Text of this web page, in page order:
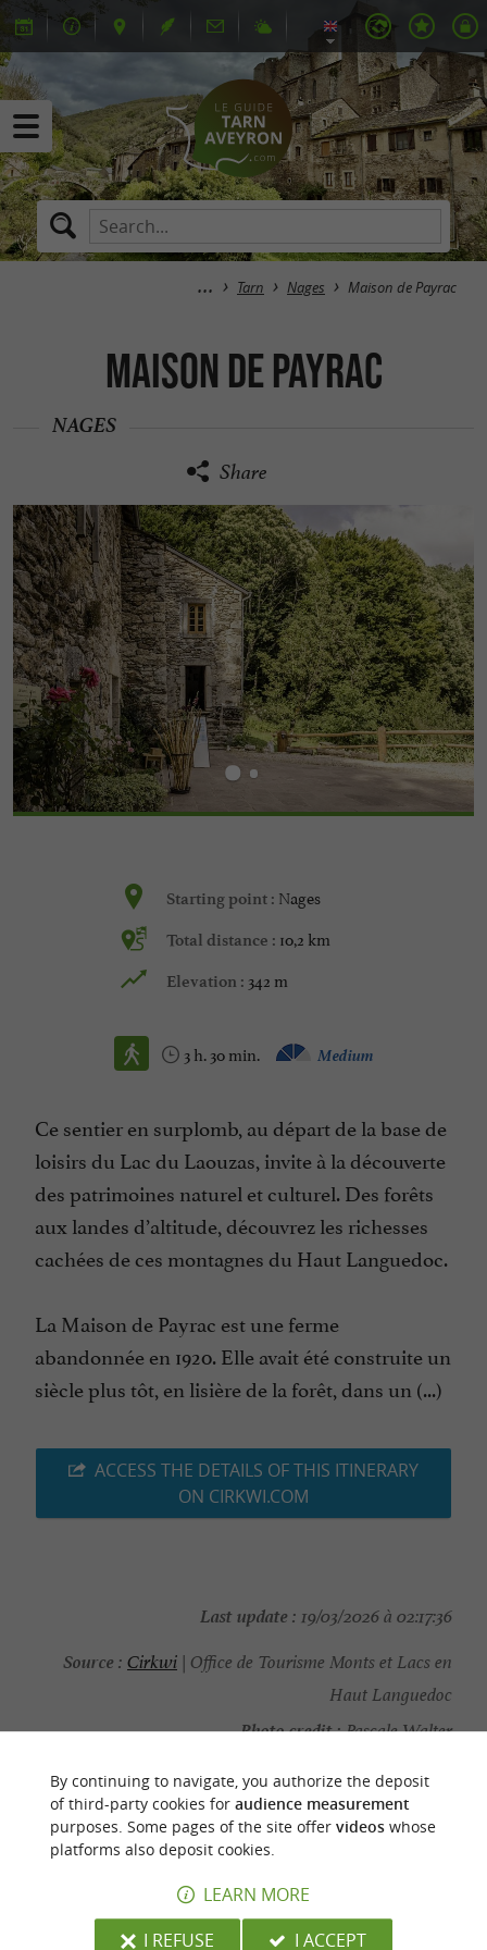
Tarn Nages Maison de Payrac
Maison de Payrac
NAGES
Share
Starting point : Nages
Total distance : 10,2 km
Elevation : 342 m
3 h. 30 min. Medium
Ce sentier en surplomb, au départ de la base de
loisirs du Lac du Laouzas, invite à la découverte
des patrimoines naturel et culturel. Des forêts
aux landes d’altitude, découvrez les richesses
cachées de ces montagnes du Haut Languedoc.
La Maison de Payrac est une ferme
abandonnée en 1920. Elle avait été construite un
siècle plus tôt, en lisière de la forêt, dans un (...)
ACCESS THE DETAILS OF THIS ITINERARY
ON CIRKWI.COM
Last update : 19/03/2026 à 02:17:36
Source : Cirkwi | Office de Tourisme Monts et Lacs en
Haut Languedoc
Photo credit :Pascale Walter
YOU WILL LIKE
Discover Accommodation Eating &
By continuing to navigate, you authorize the deposit
of third-party cookies for audience measurement
purposes. Some pages of the site offer videoswhose
platforms also deposit cookies.
LEARN MORE
I REFUSE
I ACCEPT